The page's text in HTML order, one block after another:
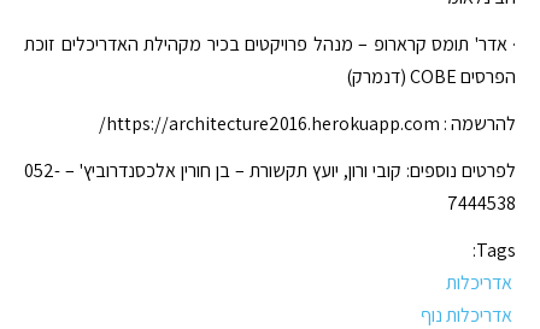
· אדר' תומס קרארופ – מנהל פרויקטים בכיר מקהילת האדריכלים זוכת
הפרסים COBE (דנמרק)
להרשמה : https://architecture2016.herokuapp.com/
לפרטים נוספים: קובי ורון, יועץ תקשורת – בן חורין אלכסנדרוביץ' – 052-
7444538
Tags:
אדריכלות
אדריכלות נוף